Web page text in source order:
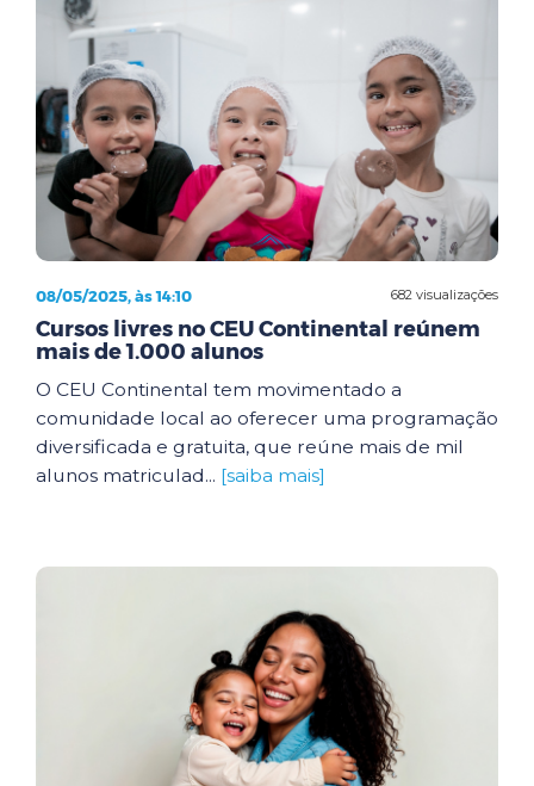
682 visualizações
08/05/2025, às 14:10
Cursos livres no CEU Continental reúnem
mais de 1.000 alunos
O CEU Continental tem movimentado a
comunidade local ao oferecer uma programação
diversificada e gratuita, que reúne mais de mil
alunos matriculad... [saiba mais]